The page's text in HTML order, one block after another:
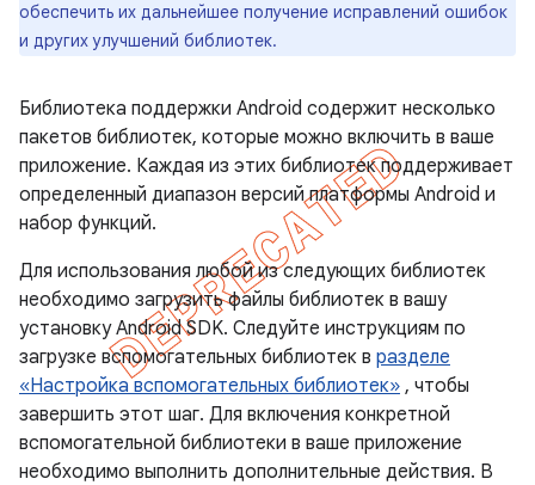
обеспечить их дальнейшее получение исправлений ошибок
и других улучшений библиотек.
Библиотека поддержки Android содержит несколько
пакетов библиотек, которые можно включить в ваше
приложение. Каждая из этих библиотек поддерживает
определенный диапазон версий платформы Android и
набор функций.
Для использования любой из следующих библиотек
необходимо загрузить файлы библиотек в вашу
установку Android SDK. Следуйте инструкциям по
загрузке вспомогательных библиотек в разделе
«Настройка вспомогательных библиотек» , чтобы
завершить этот шаг. Для включения конкретной
вспомогательной библиотеки в ваше приложение
необходимо выполнить дополнительные действия. В